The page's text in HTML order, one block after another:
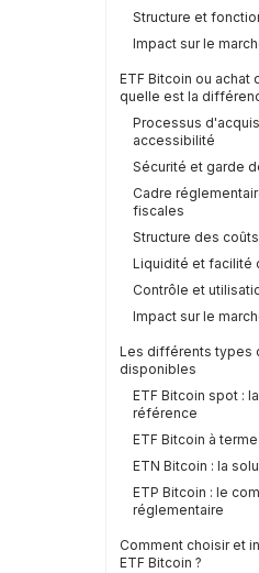
Structure et
Impact sur le
ETF Bitcoin ou achat
quelle est la
Processus
accessibilité
Sécurité et garde
Cadre
fiscales
Structure des coûts
Liquidité et facilité
Contrôle et
Impact sur le
Les différents types
disponibles
ETF Bitcoin spot :
référence
ETF Bitcoin à
ETN Bitcoin : la
ETP Bitcoin : le
réglementaire
Comment choisir et
ETF Bitcoin ?